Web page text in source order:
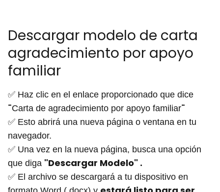
Descargar modelo de carta
agradecimiento por apoyo
familiar
✅ Haz clic en el enlace proporcionado que dice
¨Carta de agradecimiento por apoyo familiar¨
✅ Esto abrirá una nueva página o ventana en tu
navegador.
✅ Una vez en la nueva página, busca una opción
que diga "Descargar Modelo" .
✅ El archivo se descargará a tu dispositivo en